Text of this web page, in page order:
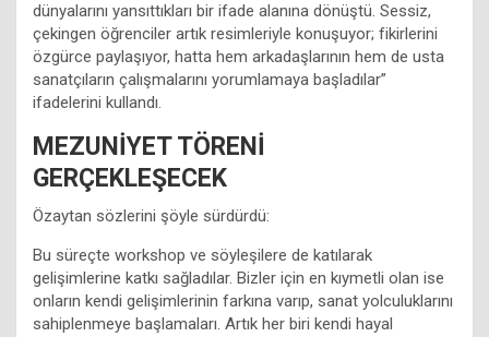
dünyalarını yansıttıkları bir ifade alanına dönüştü. Sessiz,
çekingen öğrenciler artık resimleriyle konuşuyor; fikirlerini
özgürce paylaşıyor, hatta hem arkadaşlarının hem de usta
sanatçıların çalışmalarını yorumlamaya başladılar”
ifadelerini kullandı.
MEZUNİYET TÖRENİ
GERÇEKLEŞECEK
Özaytan sözlerini şöyle sürdürdü:
Bu süreçte workshop ve söyleşilere de katılarak
gelişimlerine katkı sağladılar. Bizler için en kıymetli olan ise
onların kendi gelişimlerinin farkına varıp, sanat yolculuklarını
sahiplenmeye başlamaları. Artık her biri kendi hayal